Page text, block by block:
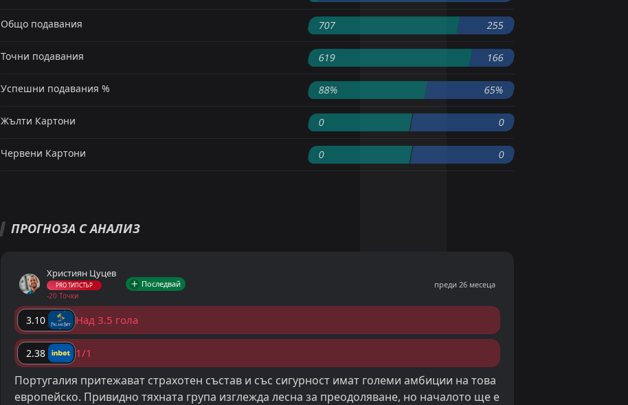
Общо подавания 707 255
Точни подавания 619 166
Успешни подавания % 88% 65%
Жълти Картони 0 0
Червени Картони 0 0
ПРОГНОЗА С АНАЛИЗ
Християн Цуцев
PRO ТИПСТЪР
-20 Точки
Последвай преди 26 месеца
3.10 Над 3.5 гола
2.38 1/1
Португалия притежават страхотен състав и със сигурност имат големи амбиции на това
европейско. Привидно тяхната група изглежда лесна за преодоляване, но началото ще е